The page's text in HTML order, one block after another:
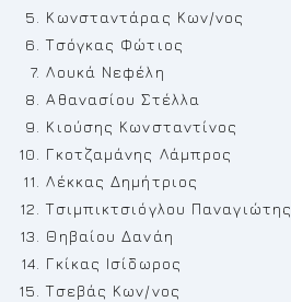
Κωνσταντάρας Κων/νος
Τσόγκας Φώτιος
Λουκά Νεφέλη
Αθανασίου Στέλλα
Κιούσης Κωνσταντίνος
Γκοτζαμάνης Λάμπρος
Λέκκας Δημήτριος
Τσιμπικτσιόγλου Παναγιώτης
Θηβαίου Δανάη
Γκίκας Ισίδωρος
Τσεβάς Κων/νος